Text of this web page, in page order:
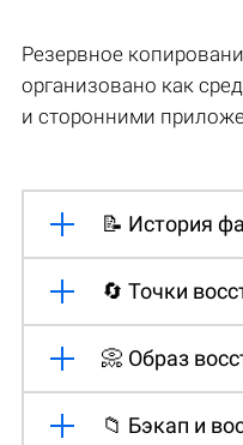
Резервное
организовано как
и сторонними
📝 История
🔄 Точки
📀 Образ
📁 Бэкап и